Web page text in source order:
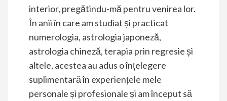
interior, pregătindu-mă pentru venirea lor.
În anii în care am studiat și practicat
numerologia, astrologia japoneză,
astrologia chineză, terapia prin regresie și
altele, acestea au adus o înțelegere
suplimentară în experiențele mele
personale și profesionale și am început să